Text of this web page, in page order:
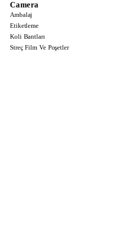
Camera
Ambalaj
Etiketleme
Koli Bantları
Streç Film Ve Poşetler